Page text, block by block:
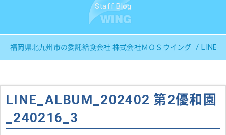
Staff Blog
福岡県北九州市の委託給食会社 株式会社ＭＯＳウイング
LINE_ALBUM_202402 第2優和園
_240216_3